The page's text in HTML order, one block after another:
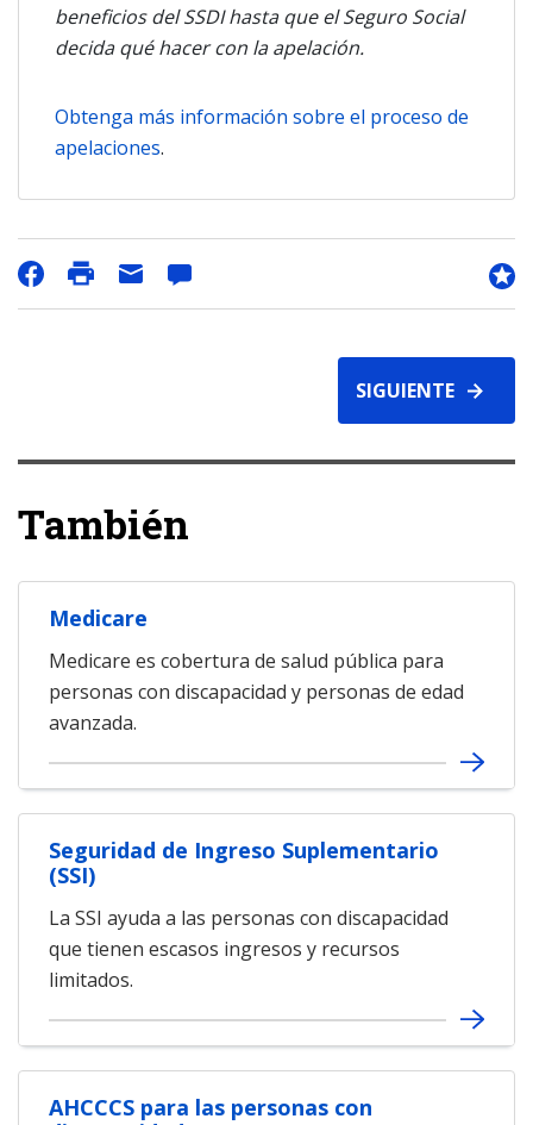
beneficios del SSDI hasta que el Seguro Social
decida qué hacer con la apelación.
Obtenga más información sobre el proceso de
apelaciones.
SIGUIENTE
También
Medicare
Medicare es cobertura de salud pública para
personas con discapacidad y personas de edad
avanzada.
Seguridad de Ingreso Suplementario
(SSI)
La SSI ayuda a las personas con discapacidad
que tienen escasos ingresos y recursos
limitados.
AHCCCS para las personas con